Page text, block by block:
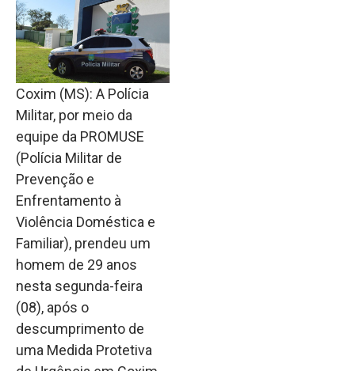
Coxim (MS): A Polícia
Militar, por meio da
equipe da PROMUSE
(Polícia Militar de
Prevenção e
Enfrentamento à
Violência Doméstica e
Familiar), prendeu um
homem de 29 anos
nesta segunda-feira
(08), após o
descumprimento de
uma Medida Protetiva